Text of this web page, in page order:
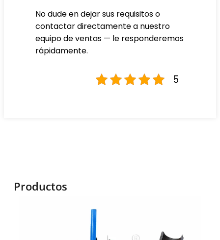
No dude en dejar sus requisitos o
contactar directamente a nuestro
equipo de ventas — le responderemos
rápidamente.
5
Productos